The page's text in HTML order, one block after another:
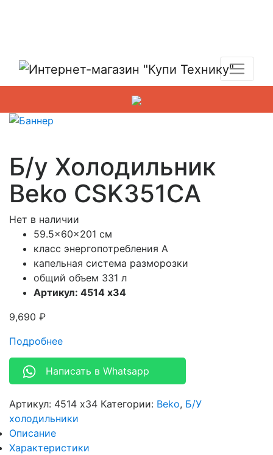
Б/у Холодильник
Beko CSK351CA
Нет в наличии
59.5x60x201 см
класс энергопотребления A
капельная система разморозки
общий объем 331 л
Артикул: 4514 x34
9,690 ₽
Подробнее
Написать в Whatsapp
Артикул: 4514 x34 Категории: Beko, Б/У
холодильники
Описание
Характеристики